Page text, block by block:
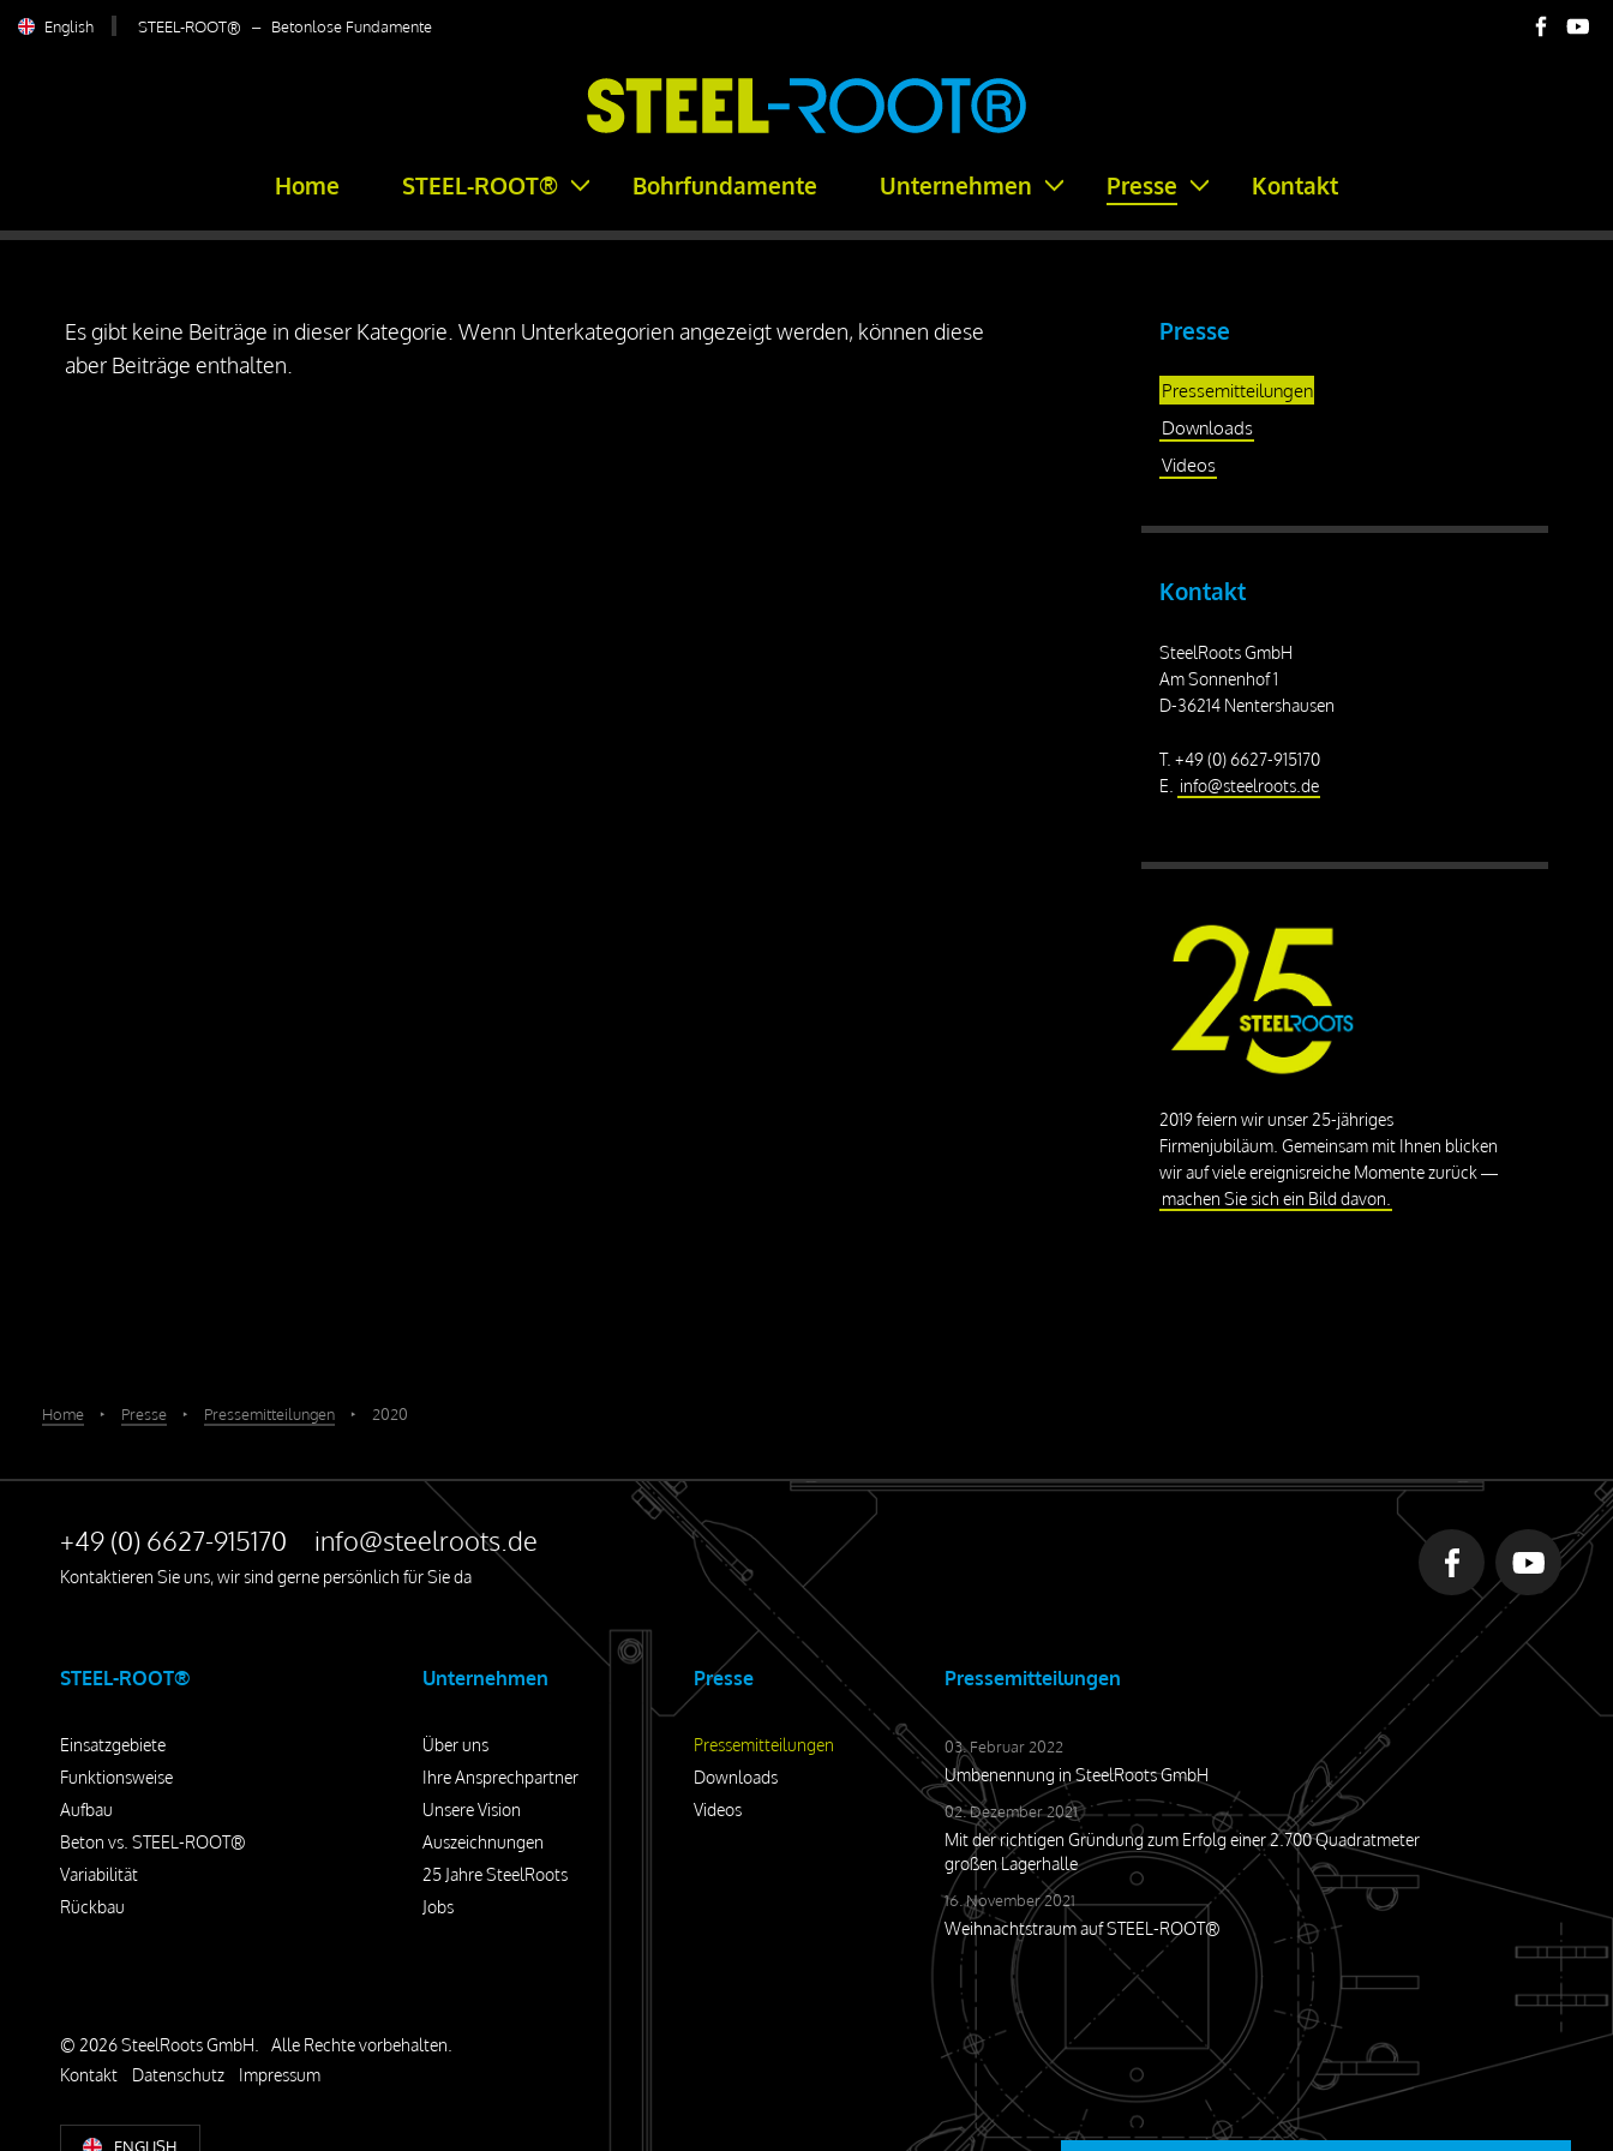
English STEEL-ROOT® – Betonlose Fundamente
Home STEEL-ROOT® Bohrfundamente Unternehmen Presse Kontakt
Es gibt keine Beiträge in dieser Kategorie. Wenn Unterkategorien angezeigt werden, können diese
aber Beiträge enthalten.
Presse
Pressemitteilungen
Downloads
Videos
Kontakt
SteelRoots GmbH
Am Sonnenhof 1
D-36214 Nentershausen
T. +49 (0) 6627-915170
E.
info@steelroots.de
2019 feiern wir unser 25-jähriges
Firmenjubiläum. Gemeinsam mit Ihnen blicken
wir auf viele ereignisreiche Momente zurück —
machen Sie sich ein Bild davon.
Home ‣ Presse ‣ Pressemitteilungen ‣ 2020
+49 (0) 6627-915170 info@steelroots.de
Kontaktieren Sie uns, wir sind gerne persönlich für Sie da
STEEL-ROOT®
Einsatzgebiete
Funktionsweise
Aufbau
Beton vs. STEEL-ROOT®
Variabilität
Rückbau
Unternehmen
Über uns
Ihre Ansprechpartner
Unsere Vision
Auszeichnungen
25 Jahre SteelRoots
Jobs
Presse
Pressemitteilungen
Downloads
Videos
Pressemitteilungen
03. Februar 2022
Umbenennung in SteelRoots GmbH
02. Dezember 2021
Mit der richtigen Gründung zum Erfolg einer 2.700 Quadratmeter
großen Lagerhalle
16. November 2021
Weihnachtstraum auf STEEL-ROOT®
© 2026 SteelRoots GmbH.
Alle Rechte vorbehalten.
Kontakt
Datenschutz Impressum
ENGLISH